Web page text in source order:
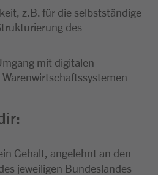
z.B. für die selbstständige
des
mit digitalen
Gehalt, angelehnt an den
jeweiligen Bundeslandes